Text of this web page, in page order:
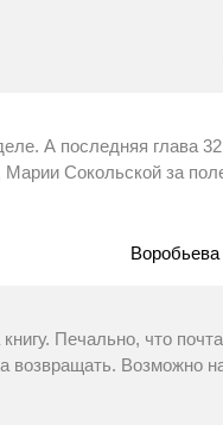
А последняя глава
Марии Сокольской за
Печально, что почта
возвращать. Возможно